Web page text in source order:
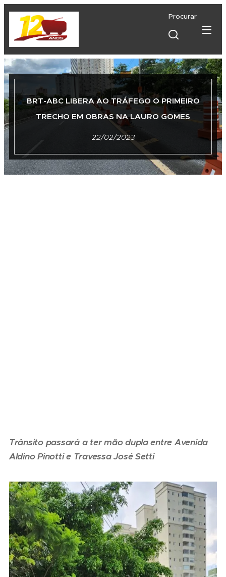
Procurar
BRT-ABC LIBERA AO TRÁFEGO O PRIMEIRO
TRECHO EM OBRAS NA LAURO GOMES
22/02/2023
Trânsito passará a ter mão dupla entre Avenida
Aldino Pinotti e Travessa José Setti